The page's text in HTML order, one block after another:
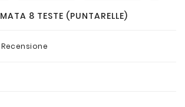
8 TESTE (PUNTARELLE)